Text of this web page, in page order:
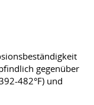
gegenüber
482°F) und